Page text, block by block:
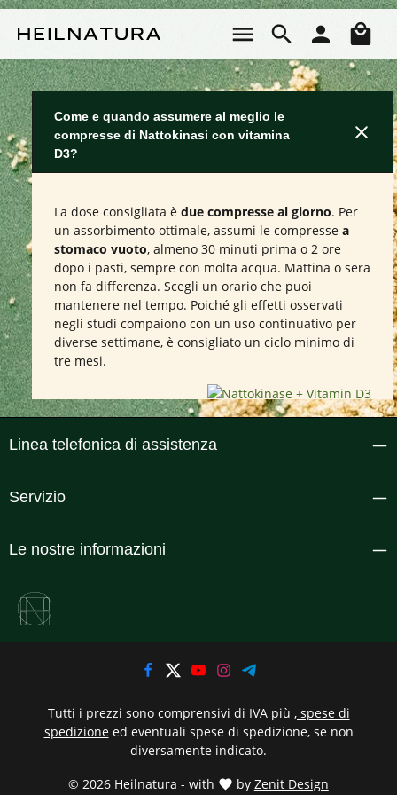
Il
Come e quando assumere al meglio le
compresse di Nattokinasi con vitamina
D3?
La dose consigliata è due compresse al giorno. Per
un assorbimento ottimale, assumi le compresse a
stomaco vuoto, almeno 30 minuti prima o 2 ore
dopo i pasti, sempre con molta acqua. Mattina o sera
non fa differenza. Scegli un orario che puoi
mantenere nel tempo. Poiché gli effetti osservati
negli studi compaiono con un uso continuativo per
diverse settimane, è consigliato un ciclo minimo di
tre mesi.
Linea telefonica di assistenza
Servizio
Le nostre informazioni
© 2026 Heilnatura - with by Zenit Design
Tutti i prezzi sono comprensivi di IVA più , spese di
spedizioneed eventuali spese di spedizione, se non
diversamente indicato.